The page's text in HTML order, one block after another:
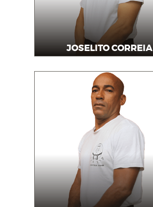
JOSELITO CORREIA
Instrutor